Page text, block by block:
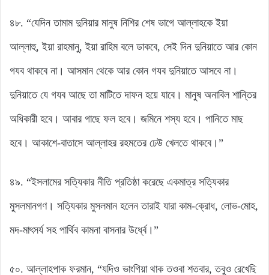
৪৮. “যেদিন তামাম দুনিয়ার মানুষ নিশির শেষ ভাগে আল্লাহকে ইয়া
আল্লাহু, ইয়া রাহমানু, ইয়া রাহিম বলে ডাকবে, সেই দিন দুনিয়াতে আর কোন
গযব থাকবে না। আসমান থেকে আর কোন গযব দুনিয়াতে আসবে না।
দুনিয়াতে যে গযব আছে তা মাটিতে দাফন হয়ে যাবে। মানুষ অনাবিল শান্তির
অধিকারী হবে। আবার গাছে ফল হবে। জমিনে শস্য হবে। পানিতে মাছ
হবে। আকাশে-বাতাসে আল্লাহর রহমতের ঢেউ খেলতে থাকবে।”
৪৯. “ইসলামের সত্যিকার নীতি প্রতিষ্ঠা করেছে একমাত্র সত্যিকার
মুসলমানগণ। সত্যিকার মুসলমান হলেন তারাই যারা কাম-ক্রোধ, লোভ-মোহ,
মদ-মাৎসর্য সহ পার্থিব কামনা বাসনার উর্ধ্বে।”
৫০. আল্লাহপাক ফরমান, “যদিও ভাংগিয়া থাক তওবা শতবার, তবুও রেখেছি